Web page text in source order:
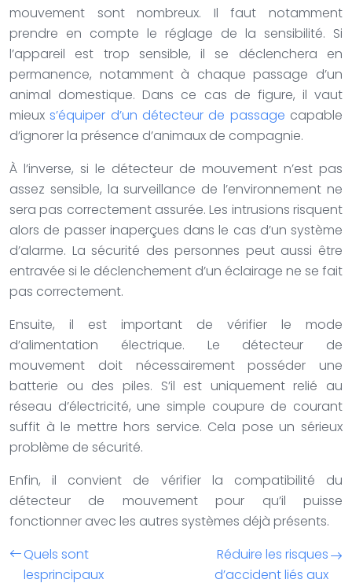
mouvement sont nombreux. Il faut notamment
prendre en compte le réglage de la sensibilité. Si
l’appareil est trop sensible, il se déclenchera en
permanence, notamment à chaque passage d’un
animal domestique. Dans ce cas de figure, il vaut
mieuxs’équiper d’un détecteur de passage capable
d’ignorer la présence d’animaux de compagnie.
À l’inverse, si le détecteur de mouvement n’est pas
assez sensible, la surveillance de l’environnement ne
sera pas correctement assurée. Les intrusions risquent
alors de passer inaperçues dans le cas d’un système
d’alarme. La sécurité des personnes peut aussi être
entravée si le déclenchement d’un éclairage ne se fait
pas correctement.
Ensuite, il est important de vérifier le mode
d’alimentation électrique. Le détecteur de
mouvement doit nécessairement posséder une
batterie ou des piles. S’il est uniquement relié au
réseau d’électricité, une simple coupure de courant
suffit à le mettre hors service. Cela pose un sérieux
problème de sécurité.
Enfin, il convient de vérifier la compatibilité du
détecteur de mouvement pour qu’il puisse
fonctionner avec les autres systèmes déjà présents.
Quels sont
lesprincipaux
Réduire les risques
d’accident liés aux